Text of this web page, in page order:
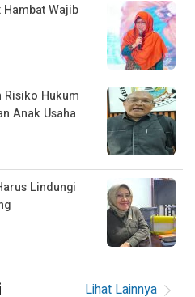
Hambat Wajib
Risiko Hukum
Anak Usaha
Lindungi
Lihat Lainnya